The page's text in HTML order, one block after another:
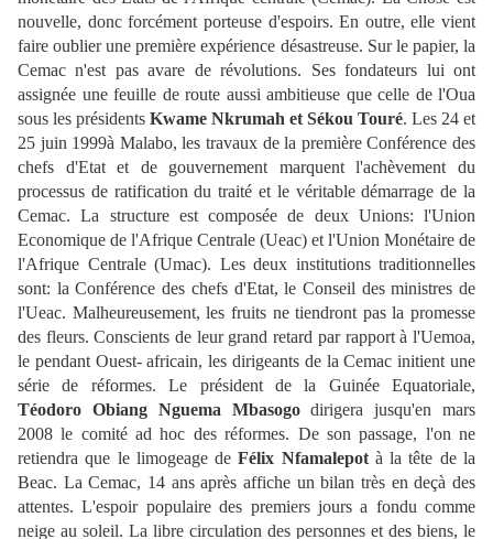
nouvelle, donc forcément porteuse d'espoirs. En outre, elle vient
faire oublier une première expérience désastreuse. Sur le papier, la
Cemac n'est pas avare de révolutions. Ses fondateurs lui ont
assignée une feuille de route aussi ambitieuse que celle de l'Oua
sous les présidents Kwame Nkrumah et Sékou Touré. Les 24 et
25 juin 1999à Malabo, les travaux de la première Conférence des
chefs d'Etat et de gouvernement marquent l'achèvement du
processus de ratification du traité et le véritable démarrage de la
Cemac. La structure est composée de deux Unions: l'Union
Economique de l'Afrique Centrale (Ueac) et l'Union Monétaire de
l'Afrique Centrale (Umac). Les deux institutions traditionnelles
sont: la Conférence des chefs d'Etat, le Conseil des ministres de
l'Ueac. Malheureusement, les fruits ne tiendront pas la promesse
des fleurs. Conscients de leur grand retard par rapport à l'Uemoa,
le pendant Ouest- africain, les dirigeants de la Cemac initient une
série de réformes. Le président de la Guinée Equatoriale,
Téodoro Obiang Nguema Mbasogodirigera jusqu'en mars
2008 le comité ad hoc des réformes. De son passage, l'on ne
retiendra que le limogeage deFélix Nfamalepotà la tête de la
Beac. La Cemac, 14 ans après affiche un bilan très en deçà des
attentes. L'espoir populaire des premiers jours a fondu comme
neige au soleil. La libre circulation des personnes et des biens, le